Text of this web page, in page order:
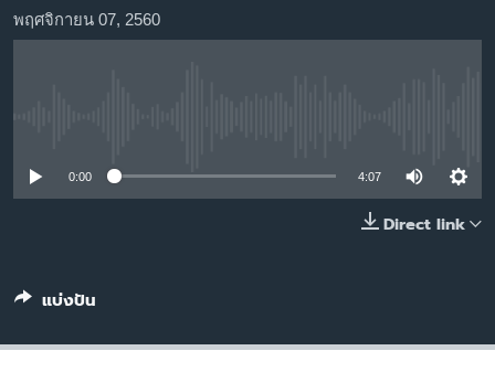
หลัก
ค้นหา
ธุรกิจ
ตรวจสอบข่าว
พฤศจิกายน 07, 2560
0:00 4:07
Direct link
แบ่งปัน